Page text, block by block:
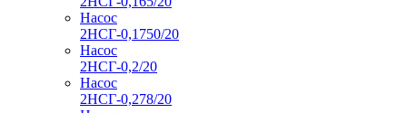
Насос
2НСГ-0,1750/20
Насос
2НСГ-0,2/20
Насос
2НСГ-0,278/20